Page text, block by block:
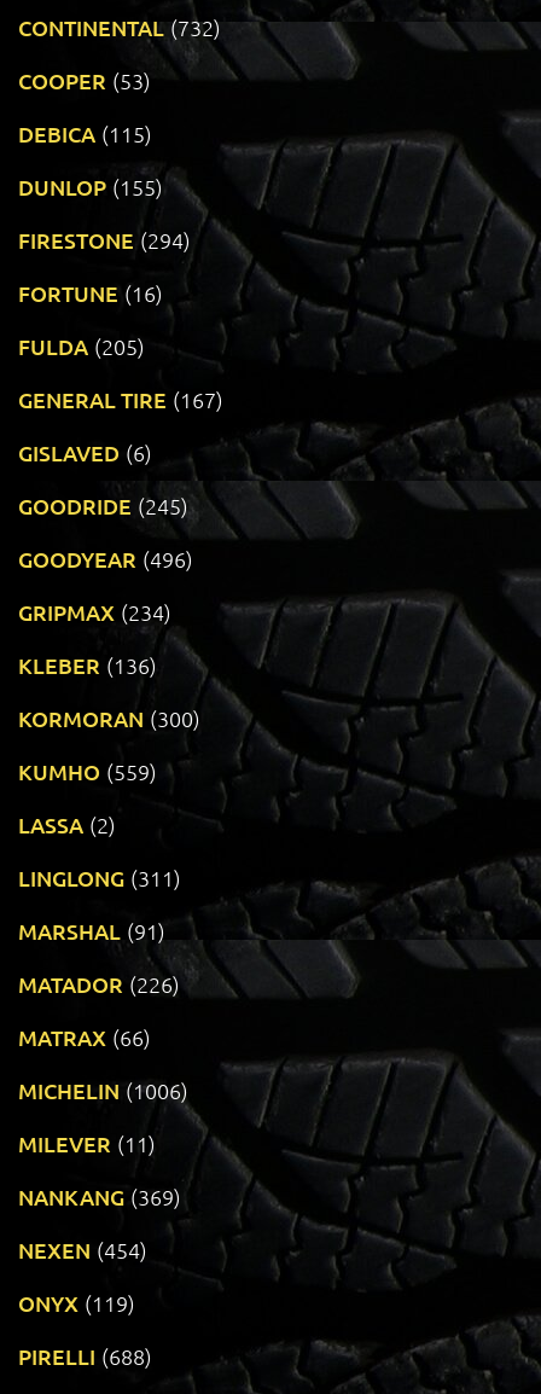
CONTINENTAL (732)
COOPER (53)
DEBICA (115)
DUNLOP (155)
FIRESTONE (294)
FORTUNE (16)
FULDA (205)
GENERAL TIRE (167)
GISLAVED (6)
GOODRIDE (245)
GOODYEAR (496)
GRIPMAX (234)
KLEBER (136)
KORMORAN (300)
KUMHO (559)
LASSA (2)
LINGLONG (311)
MARSHAL (91)
MATADOR (226)
MATRAX (66)
MICHELIN (1006)
MILEVER (11)
NANKANG (369)
NEXEN (454)
ONYX (119)
PIRELLI (688)